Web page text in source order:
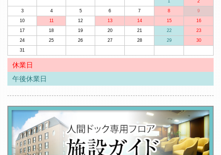
1
2
3
4 5 6 7 8
9
10
11 12 13 14 15
16
17
18 19 20 21 22
23
24
25 26 27 28 29
30
31
休業日
午後休業日